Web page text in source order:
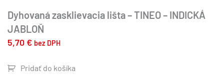
Dyhovaná zasklievacia lišta – TINEO – INDICKÁ
JABLOŇ
5,70 € bez DPH
Pridať do košíka